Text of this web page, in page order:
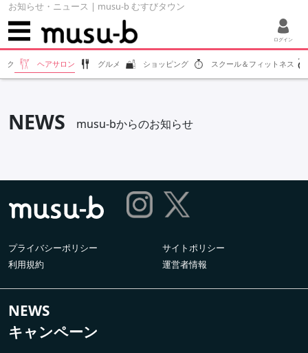
お知らせ・ニュース | musu-b むすびタウン
ログイン
ク ヘアサロン グルメ ショッピング スクール＆フィットネス
NEWS musu-bからのお知らせ
プライバシーポリシー
サイトポリシー
利用規約
運営者情報
NEWS
キャンペーン